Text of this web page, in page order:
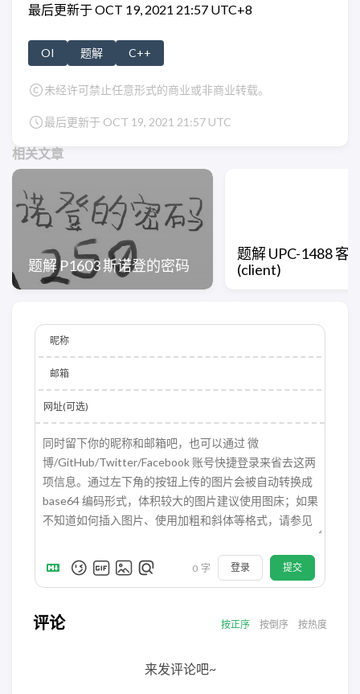
最后更新于 OCT 19, 2021 21:57 UTC+8
OI 题解 C++
未经许可禁止任意形式的商业或非商业转载。
最后更新于 OCT 19, 2021 21:57 UTC
相关文章
题解 P1603 斯诺登的密码
题解 UPC-1488 客
(client)
昵称
邮箱
网址(可选)
0 字 登录 提交
评论 按正序 按倒序 按热度
来发评论吧~